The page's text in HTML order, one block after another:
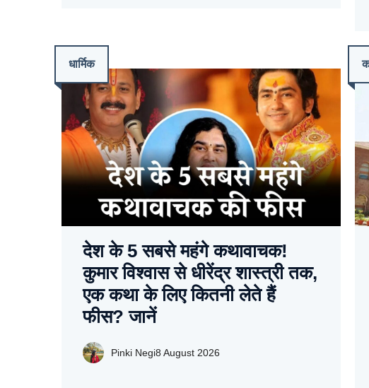
धार्मिक
देश के 5 सबसे महंगे कथावाचक!
कुमार विश्वास से धीरेंद्र शास्त्री तक,
एक कथा के लिए कितनी लेते हैं
फीस? जानें
Pinki Negi8 August 2026